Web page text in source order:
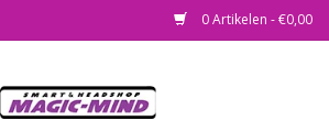
0 Artikelen - €0,00